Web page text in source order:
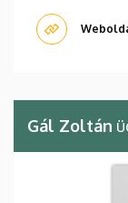
Gál Zoltán